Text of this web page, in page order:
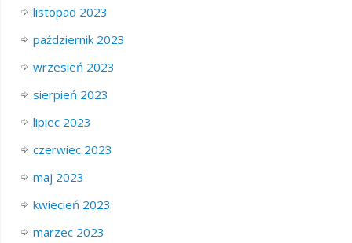
listopad 2023
październik 2023
wrzesień 2023
sierpień 2023
lipiec 2023
czerwiec 2023
maj 2023
kwiecień 2023
marzec 2023